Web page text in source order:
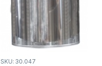
SKU: 30.047